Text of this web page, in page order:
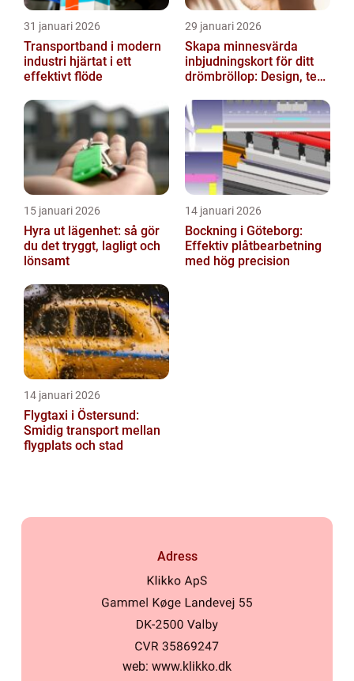
31 januari 2026
Transportband i modern
industri hjärtat i ett
effektivt flöde
29 januari 2026
Skapa minnesvärda
inbjudningskort för ditt
drömbröllop: Design, text
15 januari 2026
Hyra ut lägenhet: så gör
du det tryggt, lagligt och
lönsamt
14 januari 2026
Bockning i Göteborg:
Effektiv plåtbearbetning
med hög precision
14 januari 2026
Flygtaxi i Östersund:
Smidig transport mellan
flygplats och stad
Adress
web: www.klikko.dk